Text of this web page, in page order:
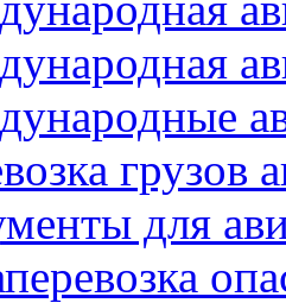
грузов
для